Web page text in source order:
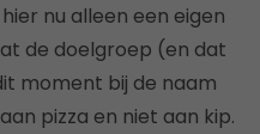
nu alleen een eigen
de doelgroep (en dat
moment bij de naam
pizza en niet aan kip.